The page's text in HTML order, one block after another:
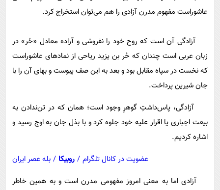
حیات وحش
عاشوراست مفهوم مدرن آزادی را هم می‌توان استخراج کرد.
آزادگی آن است که روح خود را نفروشی و آزاده معادل «حُر» در
زبان عربی است چندان که حُر بن یزید ریاحی از نمادهای عاشوراست
که نخست در سپاه مقابل بود و بعد به این صف پیوست و بهای آن را با
جان شیرین پرداخت.
آزادگی، پاس‌داشتِ گوهرِ وجود است؛ همان که در تن‌ندادن به
بیعت اجباری یا اقرار علیه خود جلوه کرد و با بذل جان به اوج رسید و
اشاره کردیم.
عضویت در کانال تلگرام / روبیکا / بله عصر ایران
آزادی اما به معنی امروز مفهومی مدرن است و به همین خاطر